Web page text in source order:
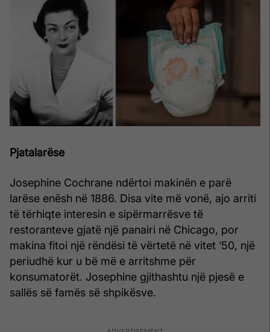
Pjatalarëse
Josephine Cochrane ndërtoi makinën e parë
larëse enësh në 1886. Disa vite më vonë, ajo arriti
të tërhiqte interesin e sipërmarrësve të
restoranteve gjatë një panairi në Chicago, por
makina fitoi një rëndësi të vërtetë në vitet ’50, një
periudhë kur u bë më e arritshme për
konsumatorët. Josephine gjithashtu një pjesë e
sallës së famës së shpikësve.